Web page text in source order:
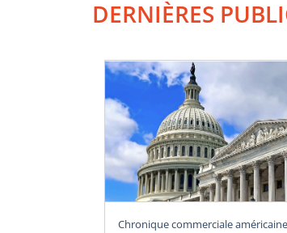
DERNIÈRES
Chronique commerciale américaine